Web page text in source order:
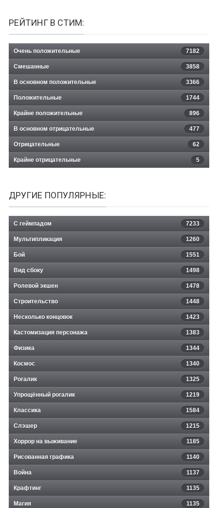
РЕЙТИНГ В СТИМ:
Очень положительные 7182
Смешанные 3858
В основном положительные 3366
Положительные 1744
Крайне положительные 896
В основном отрицательные 477
Отрицательные 62
Крайне отрицательные 5
ДРУГИЕ ПОПУЛЯРНЫЕ:
С геймпадом 7233
Мультипликация 1260
Бой 1551
Вид сбоку 1498
Ролевой экшен 1478
Строительство 1448
Несколько концовок 1423
Кастомизация персонажа 1383
Физика 1344
Космос 1340
Рогалик 1325
Упрощённый рогалик 1219
Классика 1584
Слэшер 1215
Хоррор на выживание 1185
Рисованная графика 1140
Война 1137
Крафтинг 1135
Магия 1135